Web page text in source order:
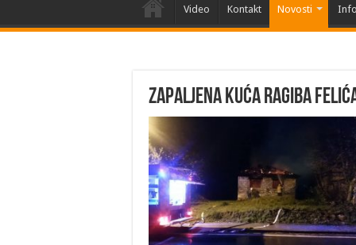
Video Kontakt Novosti
Zapaljena kuća Ragiba